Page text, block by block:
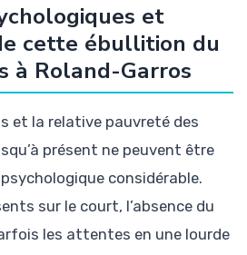
et
cette ébullition du
à Roland-Garros
et la relative pauvreté des
présent ne peuvent être
considérable.
sur le court, l’absence du
les attentes en une lourde